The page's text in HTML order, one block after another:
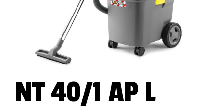
NT 40/1 AP L